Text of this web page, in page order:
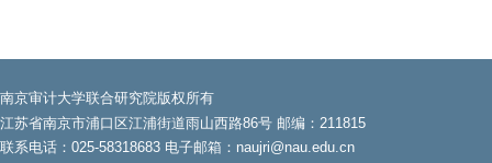
南京审计大学联合研究院版权所有
江苏省南京市浦口区江浦街道雨山西路86号 邮编：211815
联系电话：025-58318683 电子邮箱：naujri@nau.edu.cn